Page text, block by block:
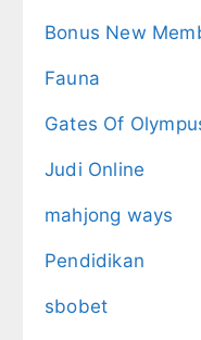
Bonus New
Fauna
Gates Of
Judi Online
mahjong ways
Pendidikan
sbobet